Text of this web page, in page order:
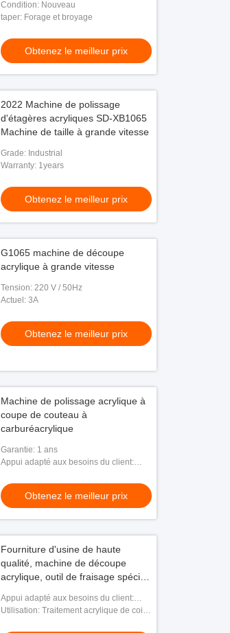
de clous acryliques
Condition: Nouveau
taper: Forage et broyage
Obtenez le meilleur prix
2022 Machine de polissage
d'étagères acryliques SD-XB1065
Machine de taille à grande vitesse
Grade: Industrial
Warranty: 1years
Obtenez le meilleur prix
G1065 machine de découpe
acrylique à grande vitesse
Tension: 220 V / 50Hz
Actuel: 3A
Obtenez le meilleur prix
Machine de polissage acrylique à
coupe de couteau à
carburéacrylique
Garantie: 1 ans
Appui adapté aux besoins du client:
Obtenez le meilleur prix
Fourniture d'usine de haute
qualité, machine de découpe
acrylique, outil de fraisage spécial
monocristallin pour acrylique/PS
Appui adapté aux besoins du client:
OEM
Utilisation: Traitement acrylique de coin